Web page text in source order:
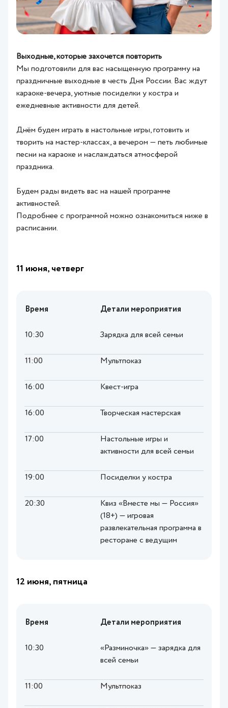
Выходные, которые захочется повторить
Мы подготовили для вас насыщенную программу на
праздничные выходные в честь Дня России. Вас ждут
караоке-вечера, уютные посиделки у костра и
ежедневные активности для детей.
Днём будем играть в настольные игры, готовить и
творить на мастер‑классах, а вечером — петь любимые
песни на караоке и наслаждаться атмосферой
праздника.
Будем рады видеть вас на нашей программе
активностей.
Подробнее с программой можно ознакомиться ниже в
расписании.
11 июня, четверг
Время Детали мероприятия
10:30 Зарядка для всей семьи
11:00 Мультпоказ
16:00 Квест-игра
16:00 Творческая мастерская
17:00
Настольные игры и
активности для всей семьи
19:00 Посиделки у костра
20:30
Квиз «Вместе мы — Россия»
(18+) — игровая
развлекательная программа в
ресторане с ведущим
12 июня, пятница
Время Детали мероприятия
10:30
«Разминочка» — зарядка для
всей семьи
11:00 Мультпоказ